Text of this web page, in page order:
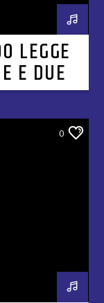
LEGGE
E DUE
0